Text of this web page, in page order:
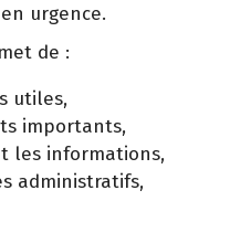
urgence.
de :
utiles,
importants,
les informations,
administratifs,